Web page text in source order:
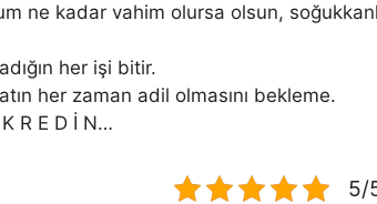
ne kadar vahim olursa olsun,
her işi bitir.
her zaman adil olmasını bekleme.
R E D İ N…
5/